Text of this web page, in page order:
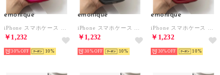
emonique
￥1,232
30% 10
emonique
￥1,232
30% 10
emonique
￥1,232
30% 10